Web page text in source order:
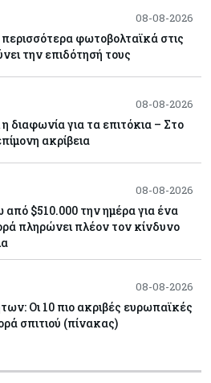
08-08-2026
φωτοβολταϊκά στις
την επιδότησή τους
08-08-2026
διαφωνία για τα επιτόκια – Στο
ακρίβεια
08-08-2026
$510.000 την ημέρα για ένα
πληρώνει πλέον τον κίνδυνο
08-08-2026
Οι 10 πιο ακριβές ευρωπαϊκές
σπιτιού (πίνακας)
08-08-2026